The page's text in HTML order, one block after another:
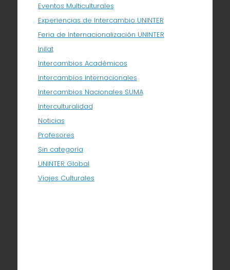
Eventos Multiculturales
Experiencias de Intercambio UNINTER
Feria de Internacionalización UNINTER
Inilat
Intercambios Académicos
Intercambios Internacionales
Intercambios Nacionales SUMA
Interculturalidad
Noticias
Profesores
Sin categoría
UNINTER Global
Viajes Culturales